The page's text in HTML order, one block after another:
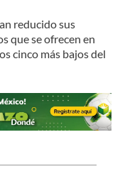
reducido sus
que se ofrecen en
cinco más bajos del